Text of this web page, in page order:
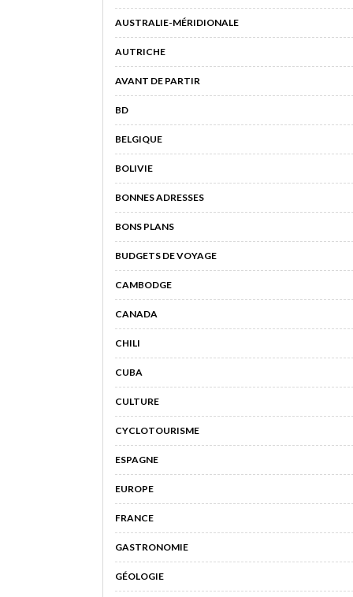
AUSTRALIE-MÉRIDIONALE
AUTRICHE
AVANT DE PARTIR
BD
BELGIQUE
BOLIVIE
BONNES ADRESSES
BONS PLANS
BUDGETS DE VOYAGE
CAMBODGE
CANADA
CHILI
CUBA
CULTURE
CYCLOTOURISME
ESPAGNE
EUROPE
FRANCE
GASTRONOMIE
GÉOLOGIE